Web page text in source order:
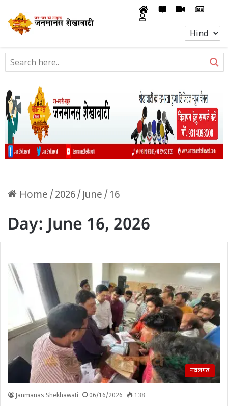
Home / 2026/June / 16
Day:June 16, 2026
नवलगढ़
Janmanas Shekhawati 06/16/2026 138